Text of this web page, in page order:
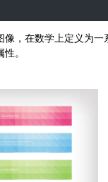
，在数学上定义为
。